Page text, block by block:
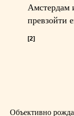
Амстердам
превзойти
[2]
Объективно